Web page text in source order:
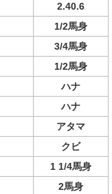
2.40.6
1/2馬身
3/4馬身
1/2馬身
ハナ
ハナ
アタマ
クビ
1 1/4馬身
2馬身